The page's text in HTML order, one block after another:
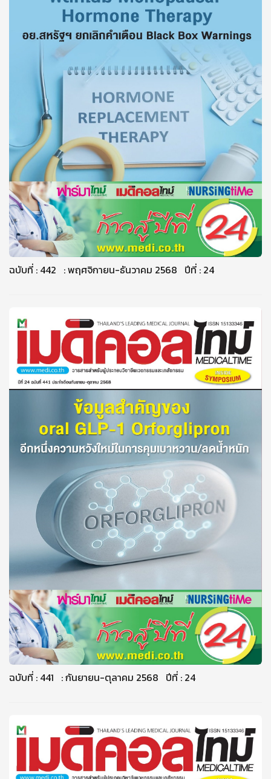
ฉบับที่ : 442 : พฤศจิกายน-ธันวาคม 2568 ปีที่ : 24
ฉบับที่ : 441 : กันยายน-ตุลาคม 2568 ปีที่ : 24